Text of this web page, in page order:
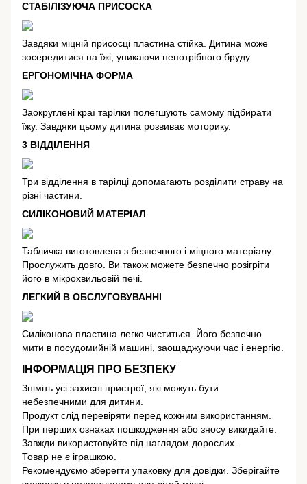
СТАБІЛІЗУЮЧА ПРИСОСКА
Завдяки міцній присосці пластина стійка. Дитина може
зосередитися на їжі, уникаючи непотрібного бруду.
ЕРГОНОМІЧНА ФОРМА
Заокруглені краї тарілки полегшують самому підбирати
їжу. Завдяки цьому дитина розвиває моторику.
3 ВІДДІЛЕННЯ
Три відділення в тарілці допомагають розділити страву на
різні частини.
СИЛІКОНОВИЙ МАТЕРІАЛ
Табличка виготовлена з безпечного і міцного матеріалу.
Прослужить довго. Ви також можете безпечно розігріти
його в мікрохвильовій печі.
ЛЕГКИЙ В ОБСЛУГОВУВАННІ
Силіконова пластина легко чиститься. Його безпечно
мити в посудомийній машині, заощаджуючи час і енергію.
ІНФОРМАЦІЯ ПРО БЕЗПЕКУ
Зніміть усі захисні пристрої, які можуть бути
небезпечними для дитини.
Продукт слід перевіряти перед кожним використанням.
При перших ознаках пошкодження або зносу викидайте.
Завжди використовуйте під наглядом дорослих.
Товар не є іграшкою.
Рекомендуємо зберегти упаковку для довідки. Зберігайте